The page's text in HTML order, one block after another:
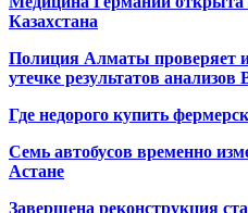
Казахстана
Полиция Алматы проверяет
утечке результатов
Где недорого купить
Семь автобусов временно
Астане
Завершена реконструкция